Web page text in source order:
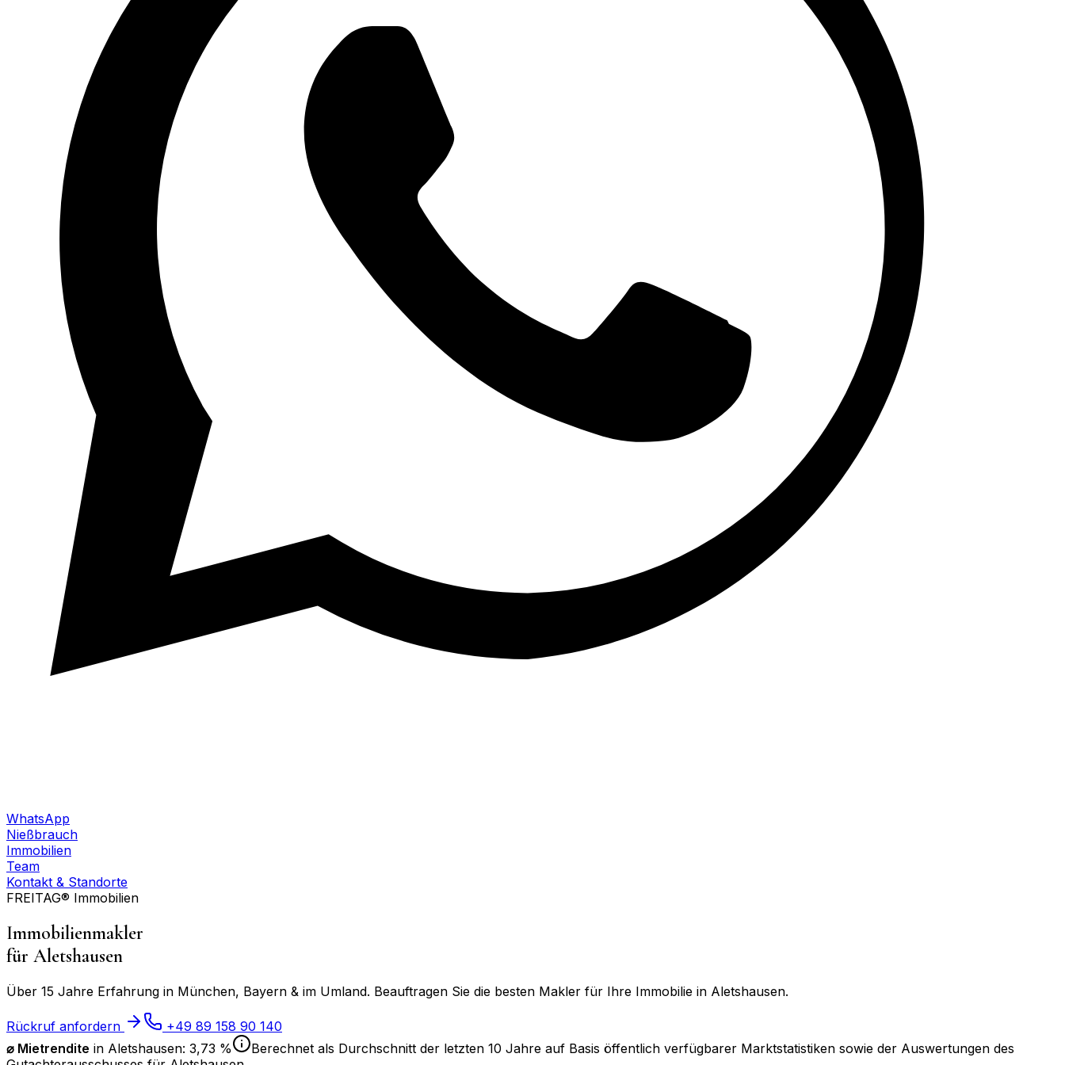
WhatsApp
Nießbrauch
Immobilien
Team
Kontakt & Standorte
FREITAG® Immobilien
Immobilienmakler
für Aletshausen
Über 15 Jahre Erfahrung in München, Bayern & im Umland. Beauftragen Sie die besten Makler für Ihre Immobilie in Aletshausen.
Rückruf anfordern
+49 89 158 90 140
⌀ Mietrendite in Aletshausen: 3,73 %
Berechnet als Durchschnitt der letzten 10 Jahre auf Basis öffentlich verfügbarer Marktstatistiken sowie der Auswertungen des